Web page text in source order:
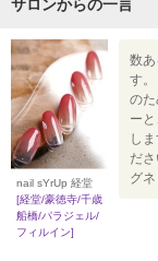
サロンからの一言
nail sYrUp 経堂
[経堂/豪徳寺/千歳
船橋/パラジェル/
フィルイン]
数
す
の
ー
し
だ
グ